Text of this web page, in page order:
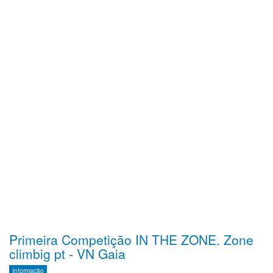
Primeira Competição IN THE ZONE. Zone
climbig pt - VN Gaia
Informação